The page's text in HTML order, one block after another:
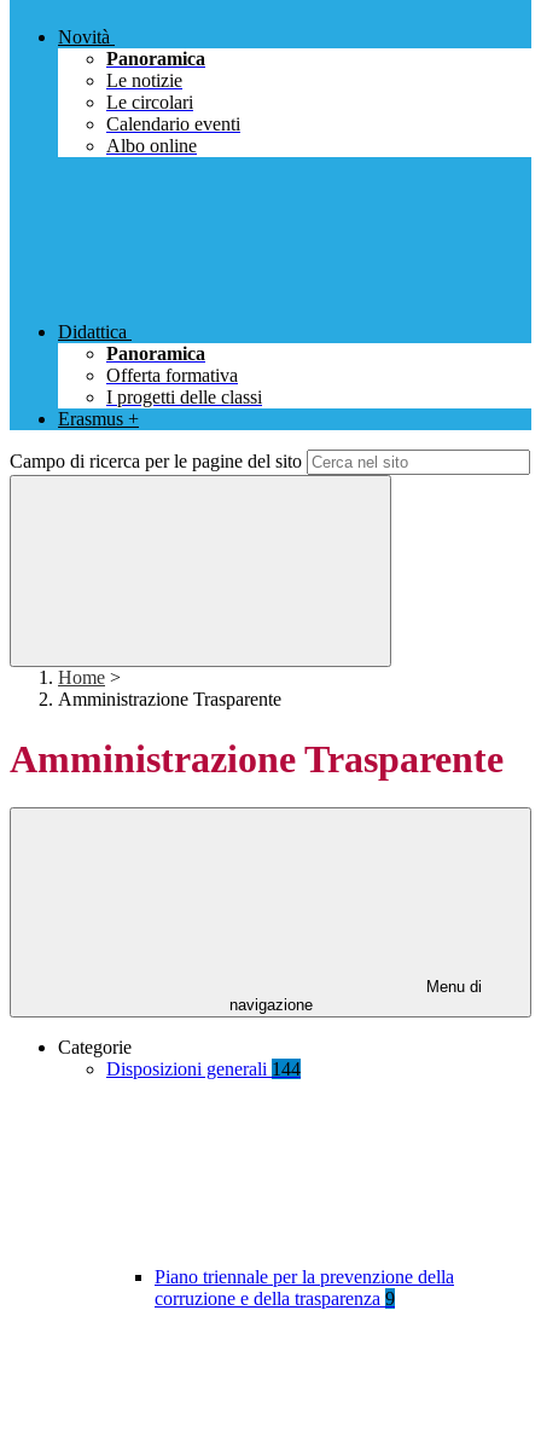
Novità
Panoramica
Le notizie
Le circolari
Calendario eventi
Albo online
Didattica
Panoramica
Offerta formativa
I progetti delle classi
Erasmus +
Campo di ricerca per le pagine del sito
Home >
Amministrazione Trasparente
Amministrazione Trasparente
Menu di
navigazione
Categorie
Disposizioni generali 144
Piano triennale per la prevenzione della
corruzione e della trasparenza 9